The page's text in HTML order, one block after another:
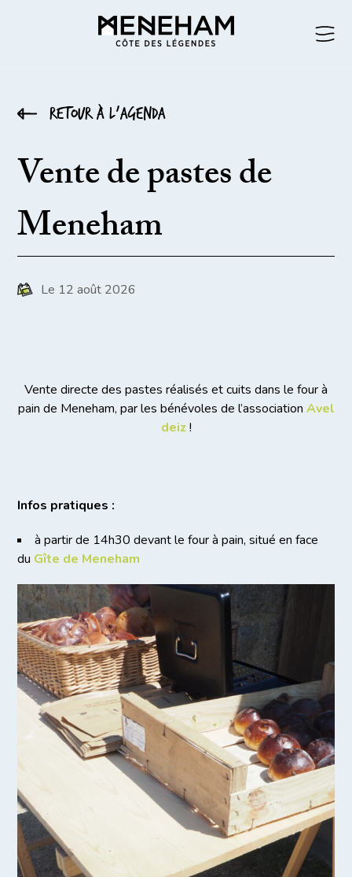
Retour à l’agenda
Vente de pastes de
Meneham
Le 12 août 2026
Vente directe des pastes réalisés et cuits dans le four à
pain de Meneham, par les bénévoles de l’association Avel
deiz!
Infos pratiques :
à partir de 14h30 devant le four à pain, situé en face
du Gîte de Meneham